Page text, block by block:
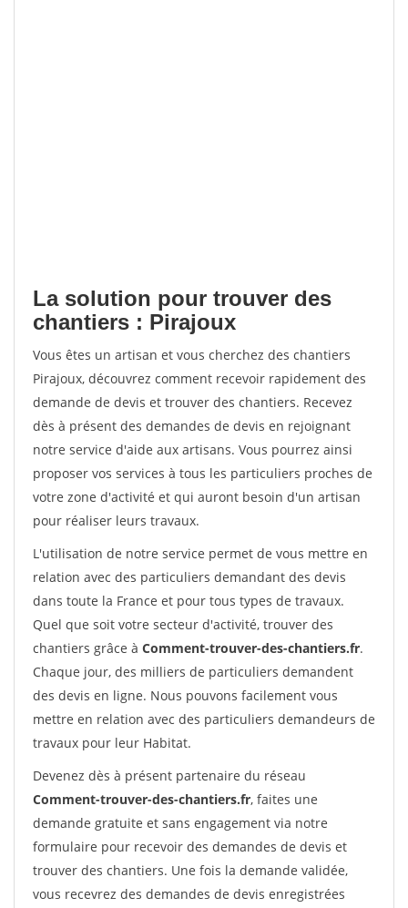
La solution pour trouver des
chantiers : Pirajoux
Vous êtes un artisan et vous cherchez des chantiers
Pirajoux, découvrez comment recevoir rapidement des
demande de devis et trouver des chantiers. Recevez
dès à présent des demandes de devis en rejoignant
notre service d'aide aux artisans. Vous pourrez ainsi
proposer vos services à tous les particuliers proches de
votre zone d'activité et qui auront besoin d'un artisan
pour réaliser leurs travaux.
L'utilisation de notre service permet de vous mettre en
relation avec des particuliers demandant des devis
dans toute la France et pour tous types de travaux.
Quel que soit votre secteur d'activité, trouver des
chantiers grâce à Comment-trouver-des-chantiers.fr.
Chaque jour, des milliers de particuliers demandent
des devis en ligne. Nous pouvons facilement vous
mettre en relation avec des particuliers demandeurs de
travaux pour leur Habitat.
Devenez dès à présent partenaire du réseau
Comment-trouver-des-chantiers.fr, faites une
demande gratuite et sans engagement via notre
formulaire pour recevoir des demandes de devis et
trouver des chantiers. Une fois la demande validée,
vous recevrez des demandes de devis enregistrées